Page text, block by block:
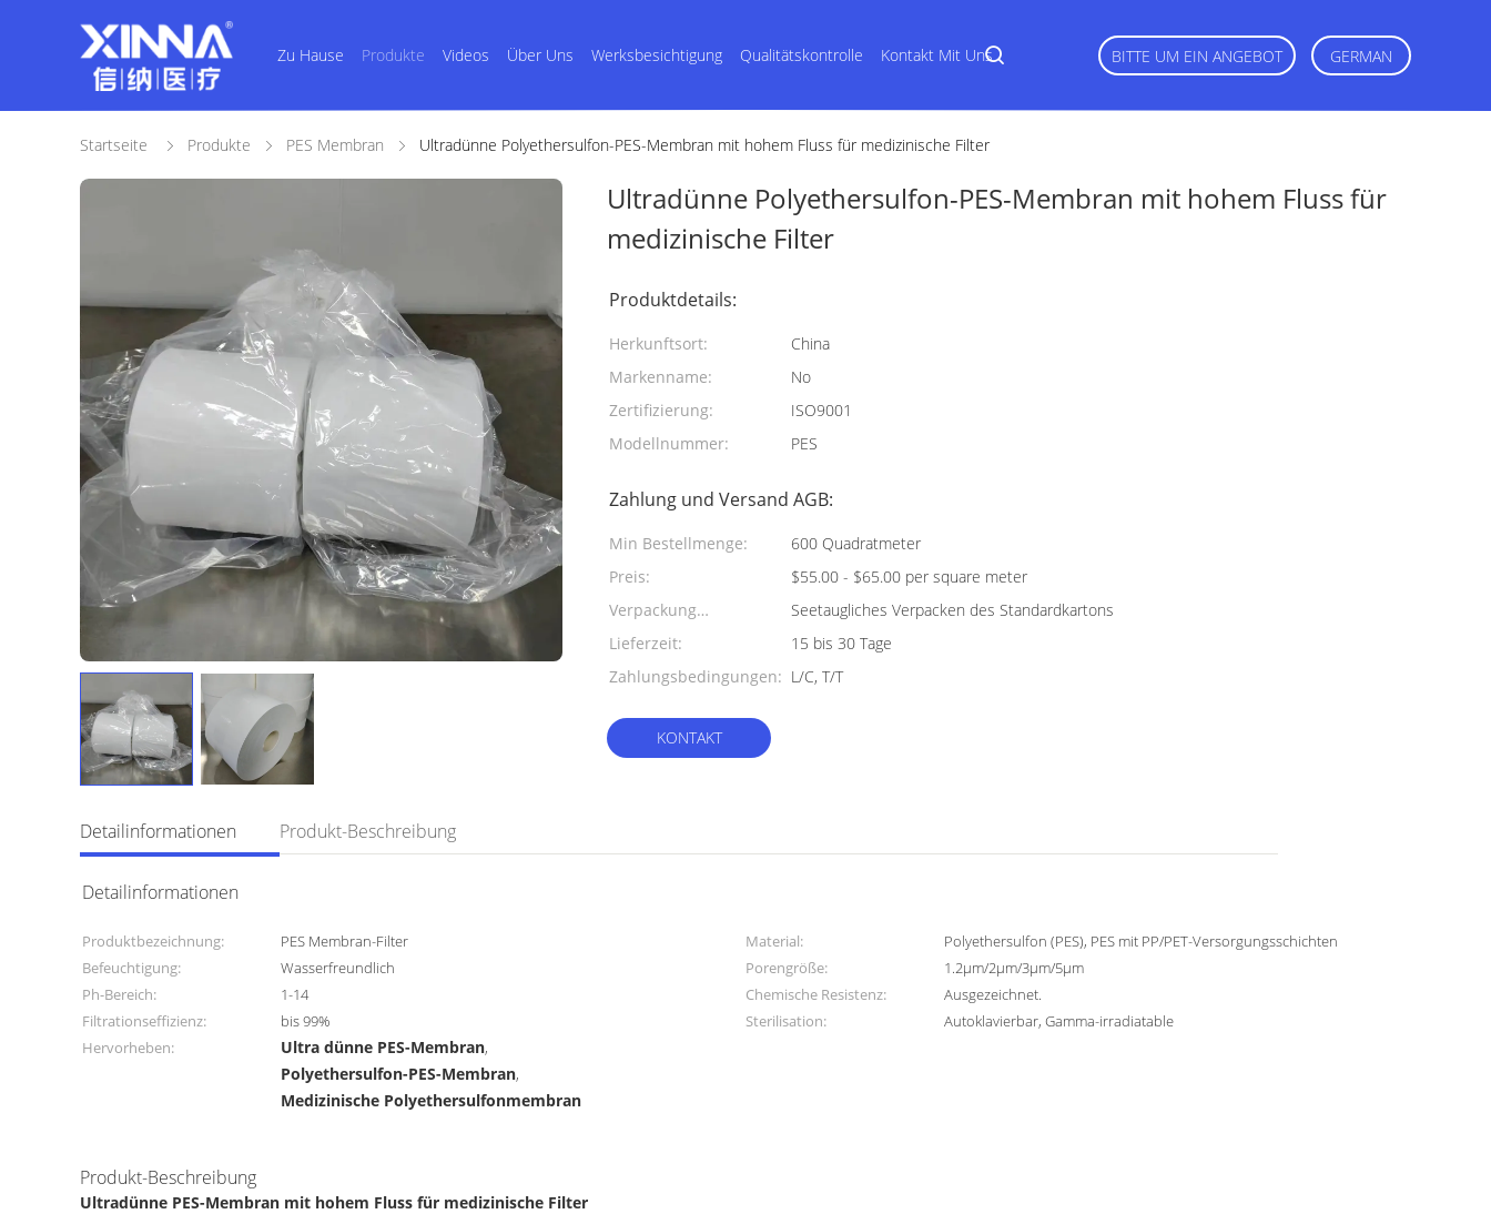
Zu Hause Produkte Videos Über Uns Werksbesichtigung Qualitätskontrolle Kontakt Mit Uns BITTE UM EIN ANGEBOT GERMAN
Startseite Produkte PES Membran Ultradünne Polyethersulfon-PES-Membran mit hohem Fluss für medizinische Filter
Ultradünne Polyethersulfon-PES-Membran mit hohem Fluss für
medizinische Filter
Produktdetails:
Herkunftsort:
China
Markenname:
No
Zertifizierung:
ISO9001
Modellnummer:
PES
Zahlung und Versand AGB:
Min Bestellmenge:
600 Quadratmeter
Preis:
$55.00 - $65.00 per square meter
Verpackung
Informationen:
Seetaugliches Verpacken des Standardkartons
Lieferzeit:
15 bis 30 Tage
Zahlungsbedingungen: L/C, T/T
KONTAKT
Detailinformationen Produkt-Beschreibung
Detailinformationen
Produktbezeichnung: PES Membran-Filter Material:
Polyethersulfon (PES), PES mit PP/PET-Versorgungsschichten
Befeuchtigung:
Wasserfreundlich Porengröße:
1.2μm/2μm/3μm/5μm
Ph-Bereich:
1-14 Chemische Resistenz:
Ausgezeichnet.
Filtrationseffizienz:
bis 99% Sterilisation:
Autoklavierbar, Gamma-irradiatable
Hervorheben:
Ultra dünne PES-Membran,
Polyethersulfon-PES-Membran,
Medizinische Polyethersulfonmembran
Produkt-Beschreibung
Ultradünne PES-Membran mit hohem Fluss für medizinische Filter